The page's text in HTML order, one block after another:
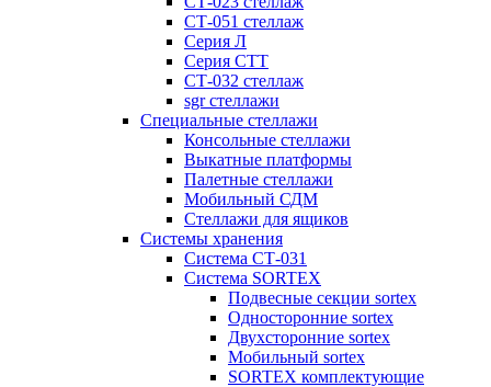
СТ-051 стеллаж
Серия Л
Серия СТТ
СТ-032 стеллаж
sgr стеллажи
Специальные стеллажи
Консольные стеллажи
Выкатные платформы
Палетные стеллажи
Мобильный СДМ
Стеллажи для ящиков
Системы хранения
Система СТ-031
Система SORTEX
Подвесные секции sortex
Односторонние sortex
Двухсторонние sortex
Мобильный sortex
SORTEX комплектующие